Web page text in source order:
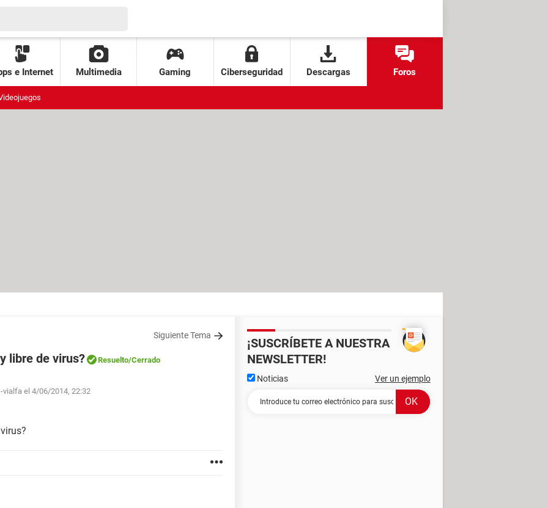
e Internet Multimedia Gaming Ciberseguridad Descargas Foros
Siguiente Tema
libre de virus? Resuelto/Cerrado
el 4/06/2014, 22:32
¡SUSCRÍBETE A NUESTRA
NEWSLETTER!
Noticias Ver un ejemplo